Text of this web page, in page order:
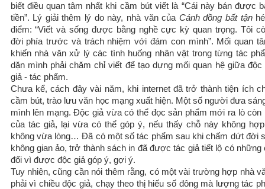
biết điều quan tâm nhất khi cầm bút viết là “Cái này bán được
tiền”. Lý giải thêm lý do này, nhà văn của Cánh đồng bất tậnhé
điểm: “Viết và sống được bằng nghề cực kỳ quan trọng. Tôi
đời phía trước và trách nhiệm với đám con mình”. Mối quan
khiến nhà văn xử lý các tình huống nhân vật trong từng tác
dặn mình phải chăm chỉ viết để tạo dựng mối quan hệ giữa độc
giả - tác phẩm.
Chưa kể, cách đây vài năm, khi internet đã trở thành tiện ích
cầm bút, trào lưu văn học mạng xuất hiện. Một số người đưa
mình lên mạng. Độc giả vừa có thể đọc sản phẩm mới ra lò còn
của tác giả, lại vừa có thể góp ý, nếu thấy chỗ này không
không vừa lòng… Đã có một số tác phẩm sau khi chấm dứt đời
không gian ảo, trở thành sách in đã được tác giả tiết lộ có những
đổi vì được độc giả góp ý, gợi ý.
Tuy nhiên, cũng cần nói thêm rằng, có một vài trường hợp nhà
phải vì chiều độc giả, chạy theo thị hiếu số đông mà lượng tác